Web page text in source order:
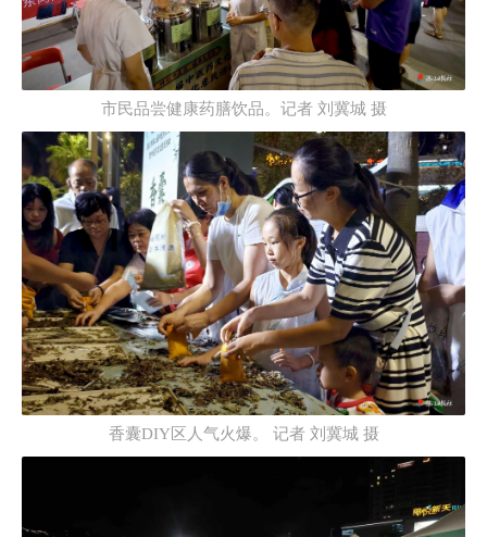
市民品尝健康药膳饮品。记者 刘冀城 摄
香囊DIY区人气火爆。 记者 刘冀城 摄